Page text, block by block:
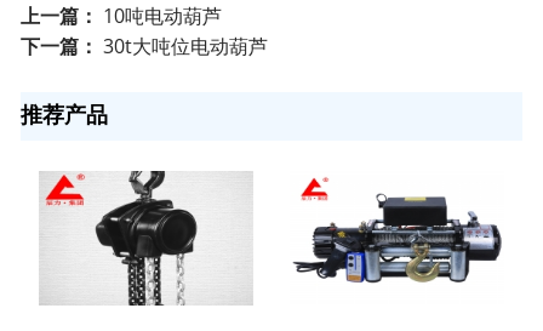
上一篇： 10吨电动葫芦
下一篇： 30t大吨位电动葫芦
推荐产品